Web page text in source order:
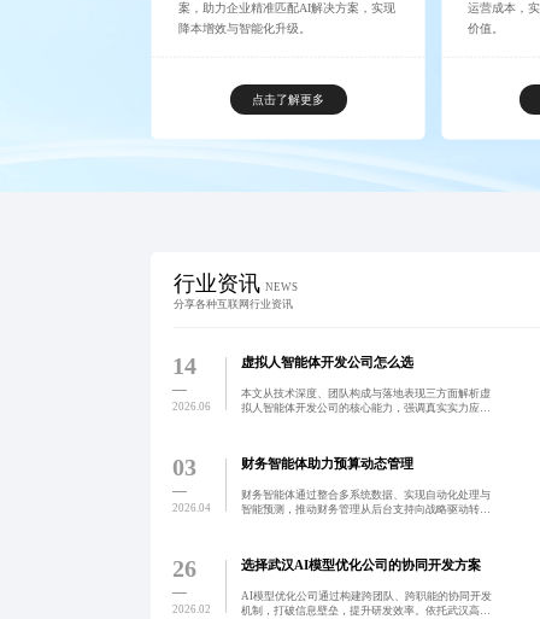
案，助力企业精准匹配AI解决方案，实现
降本增效与智能化升级。
点击了解更多
运营成本，
价值。
行业资讯 NEWS
分享各种互联网行业资讯
14
2026.06
虚拟人智能体开发公司怎么选
本文从技术深度、团队构成与落地表现三方面解析虚
拟人智能体开发公司的核心能力，强调真实实力应体
03
2026.04
财务智能体助力预算动态管理
财务智能体通过整合多系统数据、实现自动化处理与
智能预测，推动财务管理从后台支持向战略驱动转
26
2026.02
选择武汉AI模型优化公司的协同开发方案
AI模型优化公司通过构建跨团队、跨职能的协同开发
机制，打破信息壁垒，提升研发效率。依托武汉高校